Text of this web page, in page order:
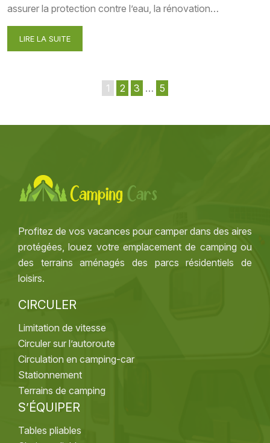
assurer la protection contre l’eau, la rénovation…
LIRE LA SUITE
1 2 3 … 5
Profitez de vos vacances pour camper dans des aires
protégées, louez votre emplacement de camping ou
des terrains aménagés des parcs résidentiels de
loisirs.
CIRCULER
Limitation de vitesse
Circuler sur l’autoroute
Circulation en camping-car
Stationnement
Terrains de camping
S’ÉQUIPER
Tables pliables